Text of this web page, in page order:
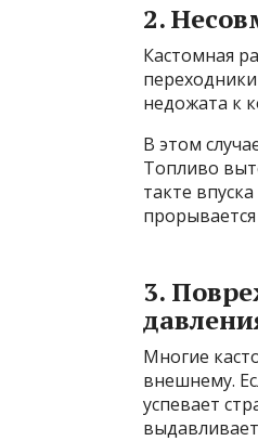
2.
Кастомная
недожата к
В этом
Топливо
такте
3.
Многие
внешнему.
успевает